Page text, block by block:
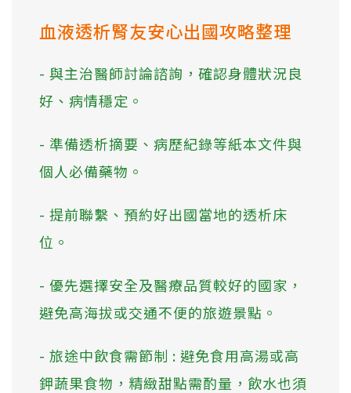
血液透析腎友安心出國攻略整理
- 與主治醫師討論諮詢，確認身體狀況良
好、病情穩定。
- 準備透析摘要、病歷紀錄等紙本文件與
個人必備藥物。
- 提前聯繫、預約好出國當地的透析床
位。
- 優先選擇安全及醫療品質較好的國家，
避免高海拔或交通不便的旅遊景點。
- 旅途中飲食需節制 : 避免食用高湯或高
鉀蔬果食物，精緻甜點需酌量，飲水也須